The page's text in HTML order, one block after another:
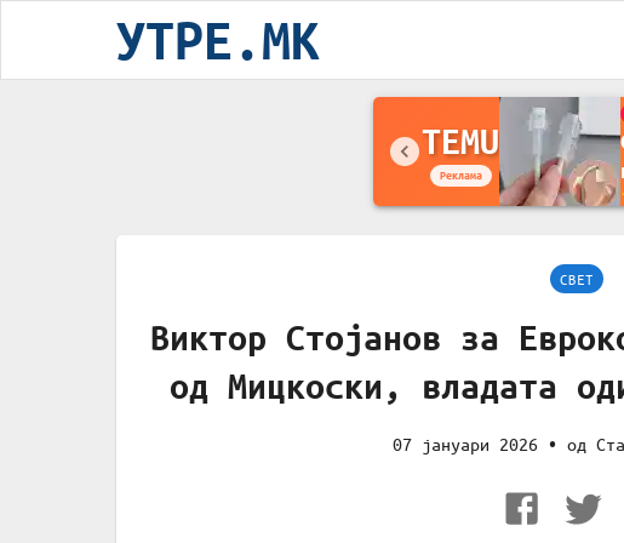
УТРЕ.MK
TEMU
Реклама
СВЕТ
Виктор Стојанов за
од Мицкоски, владата
07 јануари 2026 • од